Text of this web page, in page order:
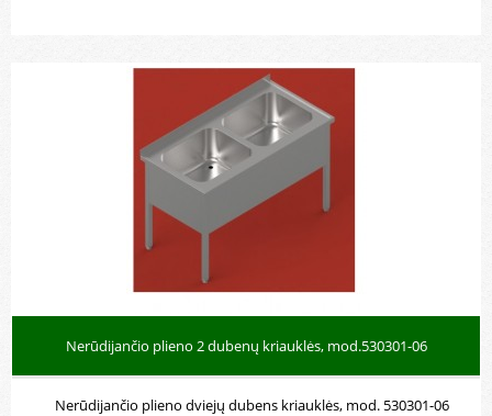
Nerūdijančio plieno 2 dubenų kriauklės su
darbastaliu, mod.5304301-07
Nerūdijančio plieno 2 dubenų kriauklės, mod.530301-06
Nerūdijančio plieno dviejų dubens kriauklės, mod. 530301-06